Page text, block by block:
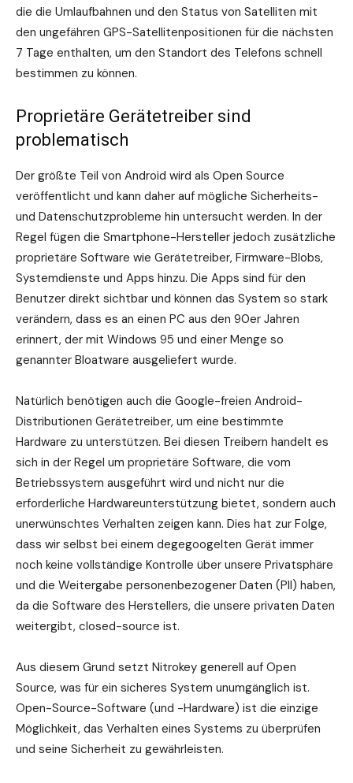
die die Umlaufbahnen und den Status von Satelliten mit
den ungefähren GPS-Satellitenpositionen für die nächsten
7 Tage enthalten, um den Standort des Telefons schnell
bestimmen zu können.
Proprietäre Gerätetreiber sind
problematisch
Der größte Teil von Android wird als Open Source
veröffentlicht und kann daher auf mögliche Sicherheits-
und Datenschutzprobleme hin untersucht werden. In der
Regel fügen die Smartphone-Hersteller jedoch zusätzliche
proprietäre Software wie Gerätetreiber, Firmware-Blobs,
Systemdienste und Apps hinzu. Die Apps sind für den
Benutzer direkt sichtbar und können das System so stark
verändern, dass es an einen PC aus den 90er Jahren
erinnert, der mit Windows 95 und einer Menge so
genannter Bloatware ausgeliefert wurde.
Natürlich benötigen auch die Google-freien Android-
Distributionen Gerätetreiber, um eine bestimmte
Hardware zu unterstützen. Bei diesen Treibern handelt es
sich in der Regel um proprietäre Software, die vom
Betriebssystem ausgeführt wird und nicht nur die
erforderliche Hardwareunterstützung bietet, sondern auch
unerwünschtes Verhalten zeigen kann. Dies hat zur Folge,
dass wir selbst bei einem degegoogelten Gerät immer
noch keine vollständige Kontrolle über unsere Privatsphäre
und die Weitergabe personenbezogener Daten (PII) haben,
da die Software des Herstellers, die unsere privaten Daten
weitergibt, closed-source ist.
Aus diesem Grund setzt Nitrokey generell auf Open
Source, was für ein sicheres System unumgänglich ist.
Open-Source-Software (und -Hardware) ist die einzige
Möglichkeit, das Verhalten eines Systems zu überprüfen
und seine Sicherheit zu gewährleisten.